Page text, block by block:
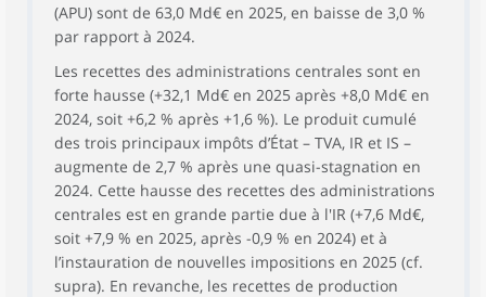
(APU) sont de 63,0 Md€ en 2025, en baisse de 3,0 %
par rapport à 2024.
Les recettes des administrations centrales sont en
forte hausse (+32,1 Md€ en 2025 après +8,0 Md€ en
2024, soit +6,2 % après +1,6 %). Le produit cumulé
des trois principaux impôts d’État – TVA, IR et IS –
augmente de 2,7 % après une quasi-stagnation en
2024. Cette hausse des recettes des administrations
centrales est en grande partie due à l'IR (+7,6 Md€,
soit +7,9 % en 2025, après -0,9 % en 2024) et à
l’instauration de nouvelles impositions en 2025 (cf.
supra). En revanche, les recettes de production